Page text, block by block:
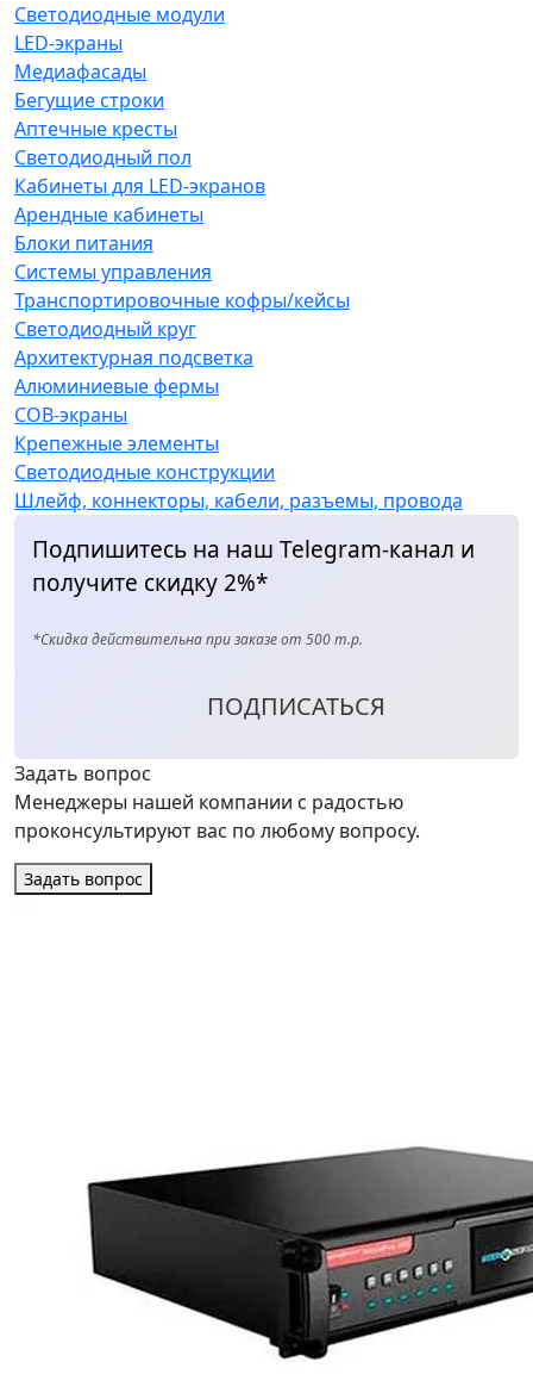
Светодиодные модули
LED-экраны
Медиафасады
Бегущие строки
Аптечные кресты
Светодиодный пол
Кабинеты для LED-экранов
Арендные кабинеты
Блоки питания
Системы управления
Транспортировочные кофры/кейсы
Светодиодный круг
Архитектурная подсветка
Алюминиевые фермы
COB-экраны
Крепежные элементы
Светодиодные конструкции
Шлейф, коннекторы, кабели, разъемы, провода
Подпишитесь на наш Telegram-канал и
получите скидку 2%*
*Скидка действительна при заказе от 500 т.р.
ПОДПИСАТЬСЯ
Задать вопрос
Менеджеры нашей компании с радостью
проконсультируют вас по любому вопросу.
Задать вопрос